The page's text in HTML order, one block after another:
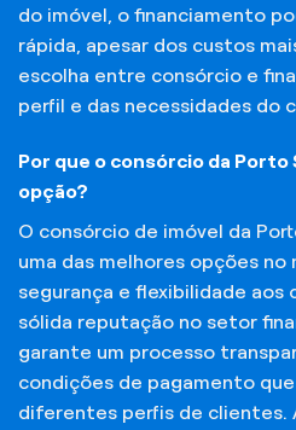
do imóvel, o financiamento
rápida, apesar dos custos
escolha entre consórcio e
perfil e das necessidades do
Por que o consórcio da Porto
opção?
O consórcio de imóvel da
uma das melhores opções
segurança e flexibilidade aos
sólida reputação no setor
garante um processo
condições de pagamento
diferentes perfis de clientes.